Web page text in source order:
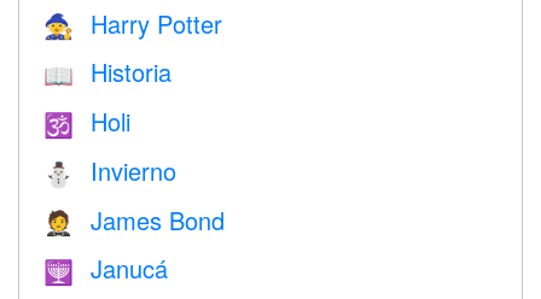
🧙 Harry Potter
📖 Historia
🕉 Holi
⛄ Invierno
🤵 James Bond
🕎 Janucá